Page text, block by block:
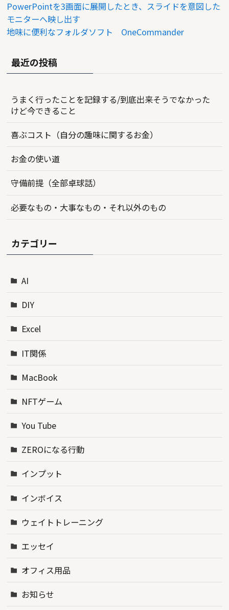
PowerPointを3画面に展開したとき、スライドを意図した
モニターへ映し出す
地味に便利なフォルダソフト OneCommander
最近の投稿
うまく行ったことを記録する/到底出来そうでなかった
けど今できること
喜ぶコスト（自分の趣味に関するお金）
お金の使い道
守備前提（全部卓球話）
必要なもの・大事なもの・それ以外のもの
カテゴリー
AI
DIY
Excel
IT関係
MacBook
NFTゲーム
You Tube
ZEROになる行動
インプット
インボイス
ウェイトトレーニング
エッセイ
オフィス用品
お知らせ